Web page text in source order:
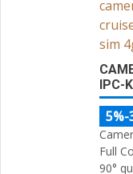
IPC-
5%-
Full
90°